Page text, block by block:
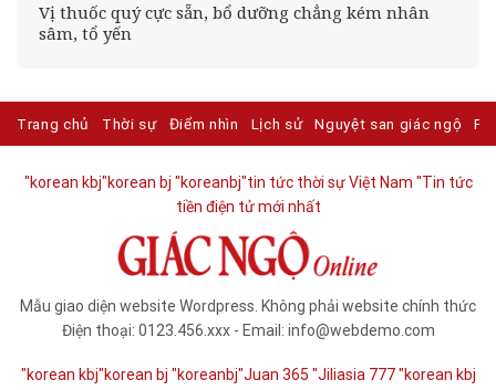
Vị thuốc quý cực sẵn, bổ dưỡng chẳng kém nhân
sâm, tổ yến
Trang chủ Thời sự Điểm nhìn Lịch sử Nguyệt san giác ngộ
"korean kbj​"korean bj "koreanbj​"tin tức thời sự Việt Nam "Tin tức
tiền điện tử mới nhất​
Mẫu giao diện website Wordpress. Không phải website chính thức
Điện thoại: 0123.456.xxx - Email: info@webdemo.com
"korean kbj​"korean bj "koreanbj​"Juan 365 "Jiliasia 777 "korean kbj